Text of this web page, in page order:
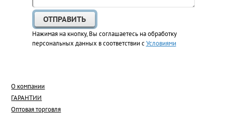
Нажимая на кнопку, Вы соглашаетесь на обработку
персональных данных в соответствии сУсловиями
О компании
ГАРАНТИИ
Оптовая торговля